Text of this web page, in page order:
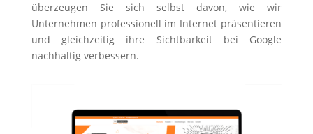
überzeugen Sie sich selbst davon, wie wir
Unternehmen professionell im Internet präsentieren
und gleichzeitig ihre Sichtbarkeit bei Google
nachhaltig verbessern.